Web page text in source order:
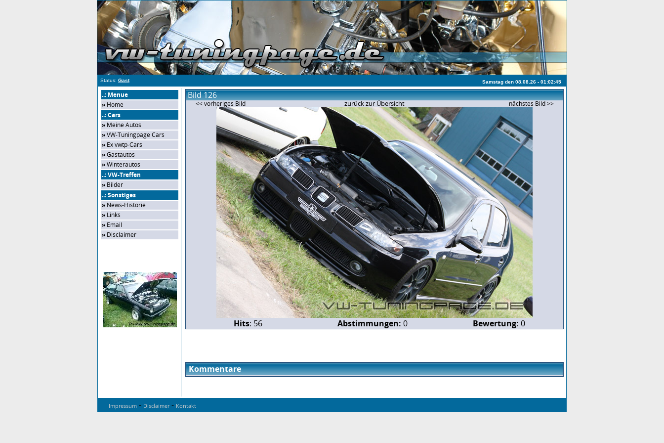
Status: Gast Samstag den 08.08.26 - 01:02:45
..: Menue
» Home
..: Cars
» Meine Autos
»VW-Tuningpage Cars
» Ex vwtp-Cars
»Gastautos
»Winterautos
..: VW-Treffen
» Bilder
..: Sonstiges
» News-Historie
» Links
» Email
» Disclaimer
Bild 126
<< vorheriges Bild zurück zur Übersicht nächstes Bild >>
Hits: 56 Abstimmungen: 0 Bewertung: 0
Kommentare
Impressum - Disclaimer- Kontakt